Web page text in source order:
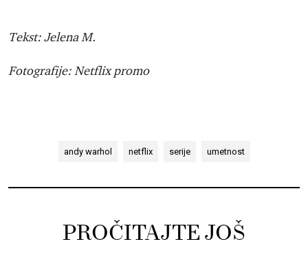
Tekst: Jelena M.
Fotografije: Netflix promo
andy warhol netflix serije umetnost
PROČITAJTE JOŠ